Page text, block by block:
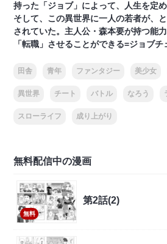
持った「ジョブ」によって、人生を定
そして、この異世界に一人の若者が、
されていた。主人公・森本要が持つ能
「転職」させることができる=ジョブ
田舎 青年 ファンタジー 美少女
異世界 チート バトル なろう
スローライフ 成り上がり
無料配信中の漫画
無料
第2話(2)